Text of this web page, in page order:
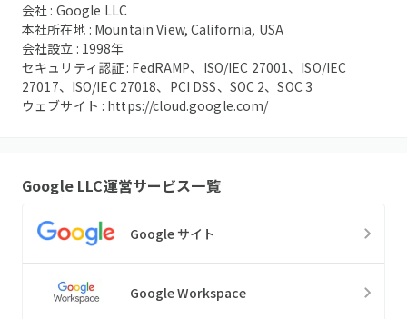
会社 : Google LLC
本社所在地 : Mountain View, California, USA
会社設立 : 1998年
セキュリティ認証 : FedRAMP、ISO/IEC 27001、ISO/IEC
27017、ISO/IEC 27018、PCI DSS、SOC 2、SOC 3
ウェブサイト : https://cloud.google.com/
Google LLC運営サービス一覧
Google サイト
Google Workspace